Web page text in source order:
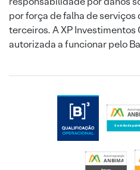
por força de falha de
terceiros. A XP Investimentos
autorizada a funcionar pelo